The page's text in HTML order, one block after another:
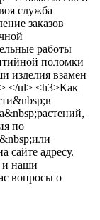
служба
заказов
работы
поломки
изделия взамен
</ul> <h3>Как
по
сайте адресу.
и наши
вопросы о